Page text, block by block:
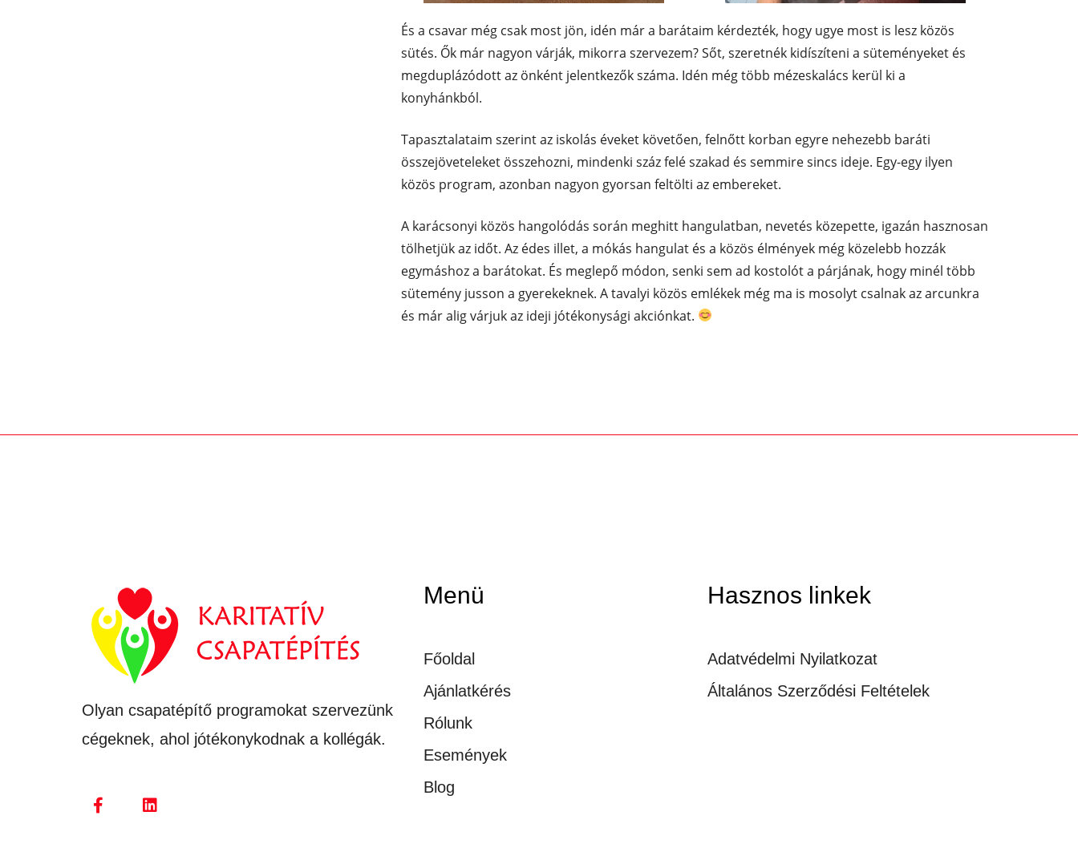
És a csavar még csak most jön, idén már a barátaim kérdezték, hogy ugye most is lesz közös
sütés. Ők már nagyon várják, mikorra szervezem? Sőt, szeretnék kidíszíteni a süteményeket és
megduplázódott az önként jelentkezők száma. Idén még több mézeskalács kerül ki a
konyhánkból.
Tapasztalataim szerint az iskolás éveket követően, felnőtt korban egyre nehezebb baráti
összejöveteleket összehozni, mindenki száz felé szakad és semmire sincs ideje. Egy-egy ilyen
közös program, azonban nagyon gyorsan feltölti az embereket.
A karácsonyi közös hangolódás során meghitt hangulatban, nevetés közepette, igazán hasznosan
tölhetjük az időt. Az édes illet, a mókás hangulat és a közös élmények még közelebb hozzák
egymáshoz a barátokat. És meglepő módon, senki sem ad kostolót a párjának, hogy minél több
sütemény jusson a gyerekeknek. A tavalyi közös emlékek még ma is mosolyt csalnak az arcunkra
és már alig várjuk az ideji jótékonysági akciónkat.
Olyan csapatépítő programokat szervezünk
cégeknek, ahol jótékonykodnak a kollégák.
Menü
Főoldal
Ajánlatkérés
Rólunk
Események
Blog
Hasznos linkek
Adatvédelmi Nyilatkozat
Általános Szerződési Feltételek